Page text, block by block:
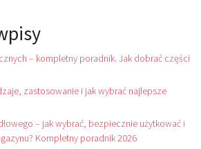
– kompletny poradnik. Jak dobrać części
zastosowanie i jak wybrać najlepsze
– jak wybrać, bezpiecznie użytkować i
Kompletny poradnik 2026